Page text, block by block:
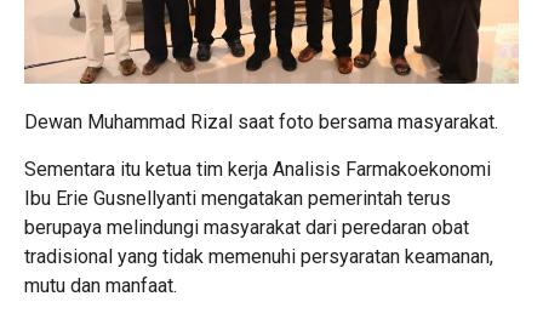
Dewan Muhammad Rizal saat foto bersama masyarakat.
Sementara itu ketua tim kerja Analisis Farmakoekonomi
Ibu Erie Gusnellyanti mengatakan pemerintah terus
berupaya melindungi masyarakat dari peredaran obat
tradisional yang tidak memenuhi persyaratan keamanan,
mutu dan manfaat.